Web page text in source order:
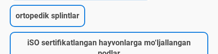
ortopedik splintlar
iSO sertifikatlangan hayvonlarga mo‘ljallangan